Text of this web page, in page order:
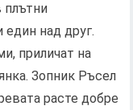
плътни
един над друг.
приличат на
Зопник Ръсел
расте добре